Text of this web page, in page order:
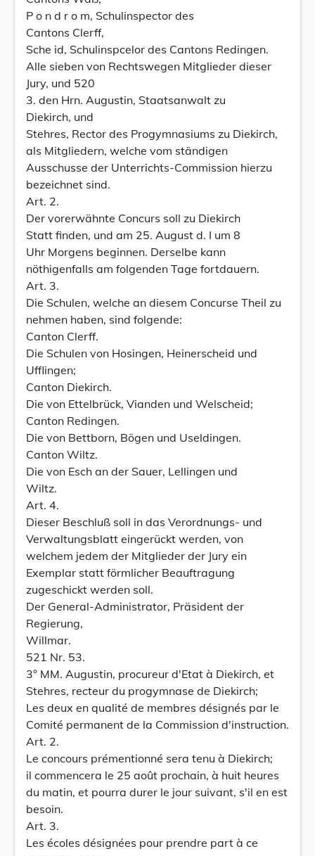
P o n d r o m, Schulinspector des
Cantons Clerff,
Sche id, Schulinspcelor des Cantons Redingen.
Alle sieben von Rechtswegen Mitglieder dieser
Jury, und 520
3. den Hrn. Augustin, Staatsanwalt zu
Diekirch, und
Stehres, Rector des Progymnasiums zu Diekirch,
als Mitgliedern, welche vom ständigen
Ausschusse der Unterrichts-Commission hierzu
bezeichnet sind.
Art. 2.
Der vorerwähnte Concurs soll zu Diekirch
Statt finden, und am 25. August d. I um 8
Uhr Morgens beginnen. Derselbe kann
nöthigenfalls am folgenden Tage fortdauern.
Art. 3.
Die Schulen, welche an diesem Concurse Theil zu
nehmen haben, sind folgende:
Canton Clerff.
Die Schulen von Hosingen, Heinerscheid und
Ufflingen;
Canton Diekirch.
Die von Ettelbrück, Vianden und Welscheid;
Canton Redingen.
Die von Bettborn, Bögen und Useldingen.
Canton Wiltz.
Die von Esch an der Sauer, Lellingen und
Wiltz.
Art. 4.
Dieser Beschluß soll in das Verordnungs- und
Verwaltungsblatt eingerückt werden, von
welchem jedem der Mitglieder der Jury ein
Exemplar statt förmlicher Beauftragung
zugeschickt werden soll.
Der General-Administrator, Präsident der
Regierung,
Willmar.
521 Nr. 53.
3° MM. Augustin, procureur d'Etat à Diekirch, et
Stehres, recteur du progymnase de Diekirch;
Les deux en qualité de membres désignés par le
Comité permanent de la Commission d'instruction.
Art. 2.
Le concours prémentionné sera tenu à Diekirch;
il commencera le 25 août prochain, à huit heures
du matin, et pourra durer le jour suivant, s'il en est
besoin.
Art. 3.
Les écoles désignées pour prendre part à ce